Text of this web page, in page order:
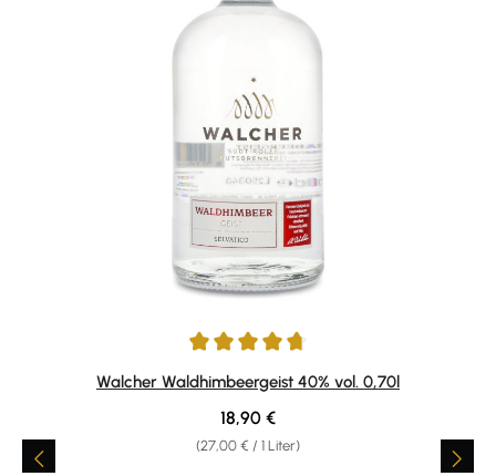
Durchschnittliche Bewertung von 4.77 von 5 Sternen
Walcher Waldhimbeergeist 40% vol. 0,70l
(27,00 € / 1 Liter)
Regulärer Preis:
18,90 €